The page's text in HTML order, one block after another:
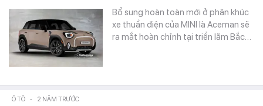
Bổ sung hoàn toàn mới ở phân khúc
xe thuần điện của MINI là Aceman sẽ
ra mắt hoàn chỉnh tại triển lãm Bắc…
Ô TÔ - 2 NĂM TRƯỚC